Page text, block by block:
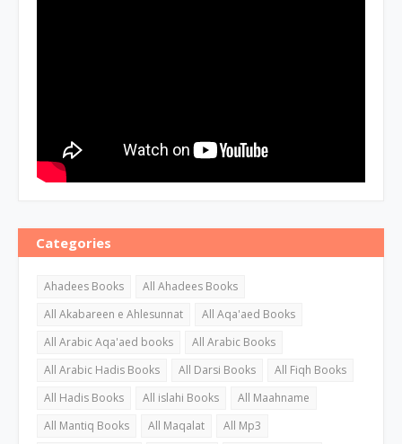
Categories
Ahadees Books
All Ahadees Books
All Akabareen e Ahlesunnat
All Aqa'aed Books
All Arabic Aqa'aed books
All Arabic Books
All Arabic Hadis Books
All Darsi Books
All Fiqh Books
All Hadis Books
All islahi Books
All Maahname
All Mantiq Books
All Maqalat All Mp3